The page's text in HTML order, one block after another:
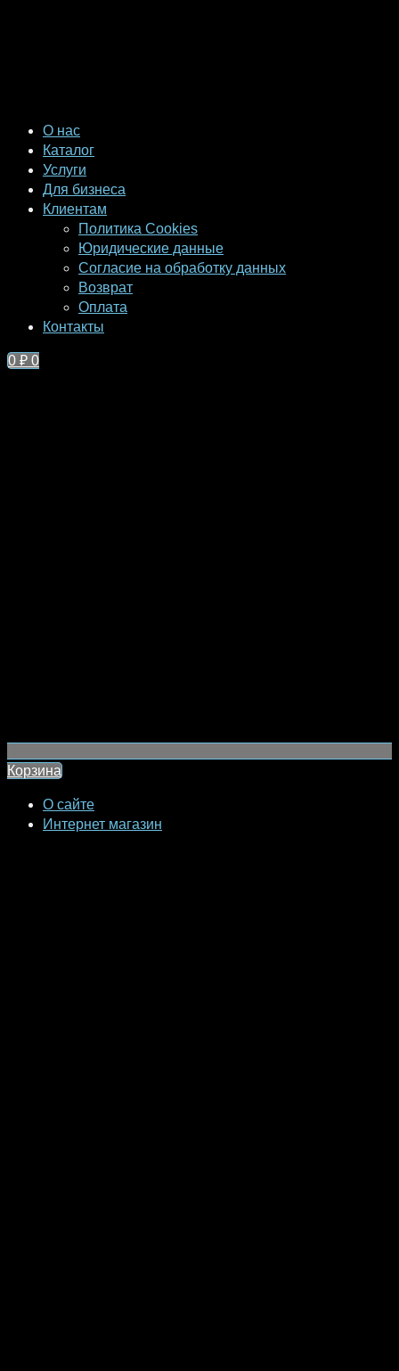
О нас
Каталог
Услуги
Для бизнеса
Клиентам
Политика Cookies
Юридические данные
Согласие на обработку данных
Возврат
Оплата
Контакты
0 ₽ 0
Корзина
О сайте
Интернет магазин